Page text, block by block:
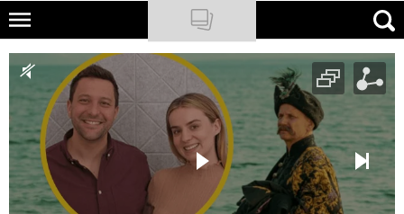
Skip
main
content
NATIONAL GEOGRAPHIC
TRAVELER
PODCASTY
Sklep